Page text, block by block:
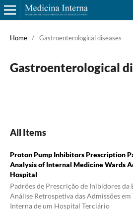
Home / Gastroenterological diseases
Gastroenterological
All Items
Proton Pump Inhibitors Prescription
Analysis of Internal Medicine Wards
Hospital
Padrões de Prescrição de Inibidores da
Análise Retrospetiva das Admissões
Interna de um Hospital Terciário